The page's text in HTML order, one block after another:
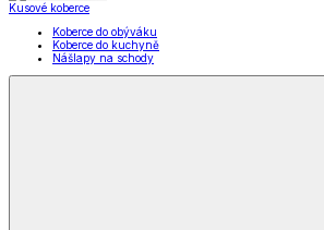
Kusové koberce
Koberce do obýváku
Koberce do kuchyně
Nášlapy na schody